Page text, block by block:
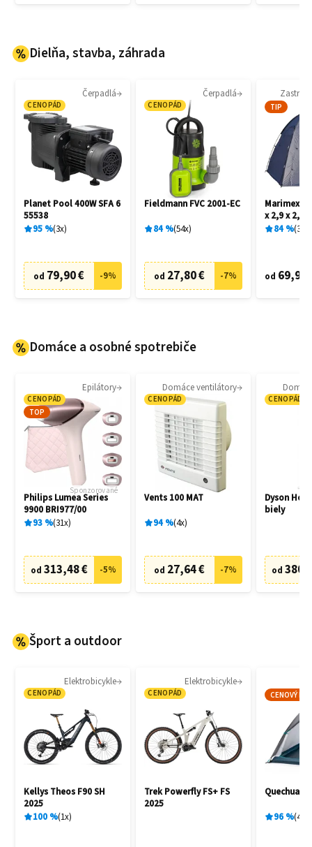
Dielňa, stavba, záhrada
Čerpadlá
CENOPÁD
Planet Pool 400W SFA 6
55538
95% 3x
od 79,90 € -9%
Čerpadlá
CENOPÁD
Fieldmann FVC 2001-EC
84% 54x
od 27,80 € -7%
TIP
Marimex
x 2,9 x 2,2
84% 3
od 69,90
Domáce a osobné spotrebiče
Epilátory
CENOPÁD
TOP
Sponzorované
Philips Lumea Series
9900 BRI977/00
93% 31x
od 313,48 € -5%
Domáce ventilátory
CENOPÁD
Vents 100 MAT
94% 4x
od 27,64 € -7%
CENOPÁD
Dyson
biely
od
Šport a outdoor
Elektrobicykle
CENOPÁD
Kellys Theos F90 SH
2025
100% 1x
Elektrobicykle
CENOPÁD
Trek Powerfly FS+ FS
2025
CENOVÝ HIT
Quechua
96% 4